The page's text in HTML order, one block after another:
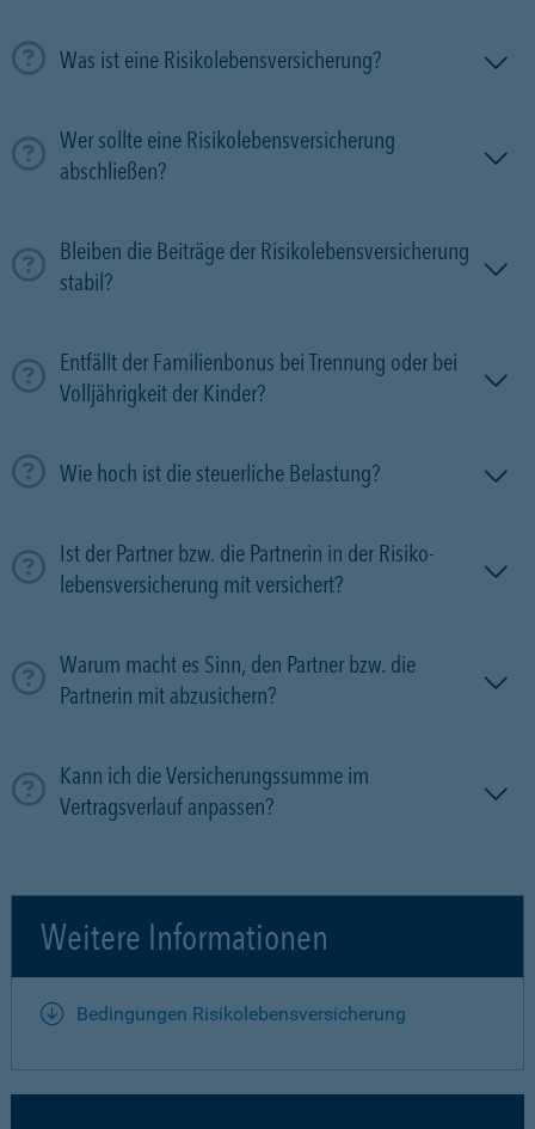
Was ist eine Risikolebensversicherung?
Wer sollte eine Risikolebensversicherung
abschließen?
Bleiben die Beiträge der Risikolebensversicherung
stabil?
Entfällt der Familienbonus bei Trennung oder bei
Volljährigkeit der Kinder?
Wie hoch ist die steuerliche Belastung?
Ist der Partner bzw. die Partnerin in der Risiko­
lebens­versicherung mit versichert?
Warum macht es Sinn, den Partner bzw. die
Partnerin mit ab­zu­sichern?
Kann ich die Versicherungssumme im
Vertragsverlauf anpassen?
Weitere Informationen
Bedingungen Risikolebensversicherung